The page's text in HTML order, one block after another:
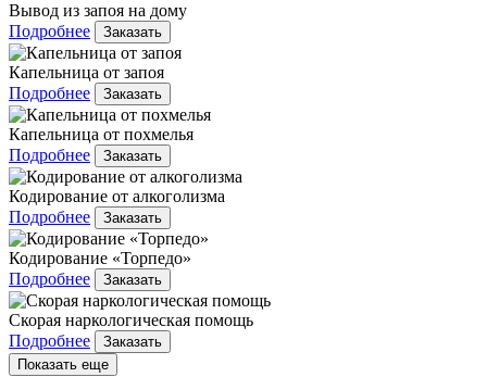
Вывод из запоя на дому
Подробнее
Заказать
Капельница от запоя
Подробнее
Заказать
Капельница от похмелья
Подробнее
Заказать
Кодирование от алкоголизма
Подробнее
Заказать
Кодирование «Торпедо»
Подробнее
Заказать
Скорая наркологическая помощь
Подробнее
Заказать
Показать еще